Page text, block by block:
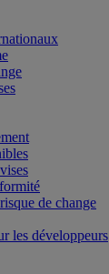
de change
les développeurs